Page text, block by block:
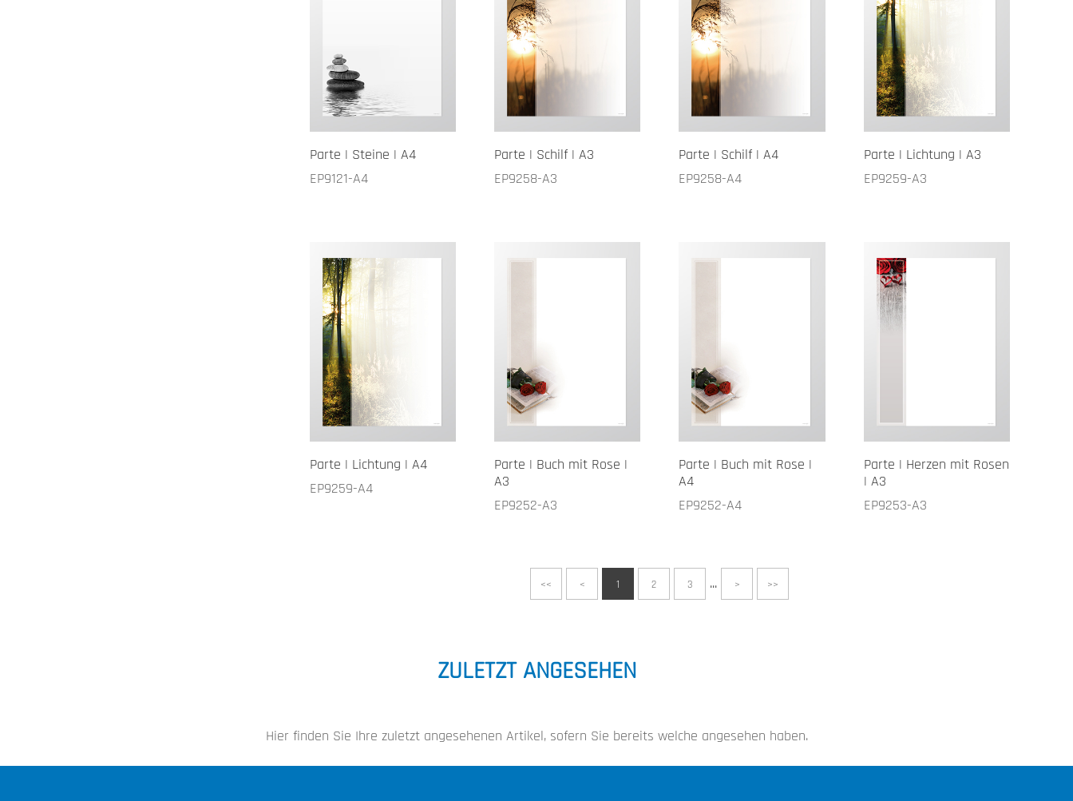
Parte | Steine | A4
EP9121-A4
Parte | Schilf | A3
EP9258-A3
Parte | Schilf | A4
EP9258-A4
Parte | Lichtung | A3
EP9259-A3
Parte | Lichtung | A4
EP9259-A4
Parte | Buch mit Rose |
A3
EP9252-A3
Parte | Buch mit Rose |
A4
EP9252-A4
Parte | Herzen mit Rosen
| A3
EP9253-A3
<< < 1 2 3 ... > >>
ZULETZT ANGESEHEN
Hier finden Sie Ihre zuletzt angesehenen Artikel, sofern Sie bereits welche angesehen haben.